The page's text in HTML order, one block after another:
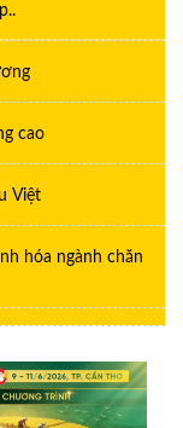
cao
Việt
hóa ngành chăn